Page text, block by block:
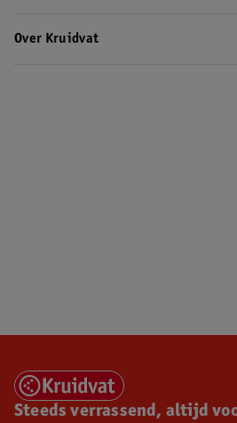
Over Kruidvat
Steeds verrassend, altijd